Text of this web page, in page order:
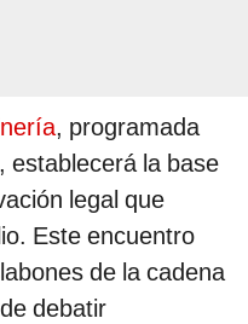
, programada
, establecerá la base
legal que
Este encuentro
de la cadena
debatir